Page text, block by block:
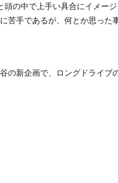
の中で上手い具合にイメー
苦手であるが、何とか思った
の新企画で、ロングドライブ